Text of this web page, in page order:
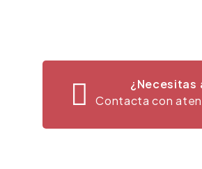
¿Necesitas
Contacta con